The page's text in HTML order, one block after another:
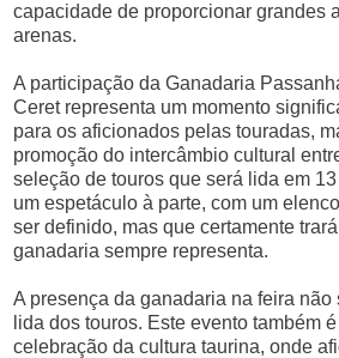
capacidade de proporcionar grandes
arenas.
A participação da Ganadaria
Ceret representa um momento
para os aficionados pelas touradas,
promoção do intercâmbio cultural
seleção de touros que será lida em
um espetáculo à parte, com um
ser definido, mas que certamente
ganadaria sempre representa.
A presença da ganadaria na feira não
lida dos touros. Este evento também
celebração da cultura taurina, onde